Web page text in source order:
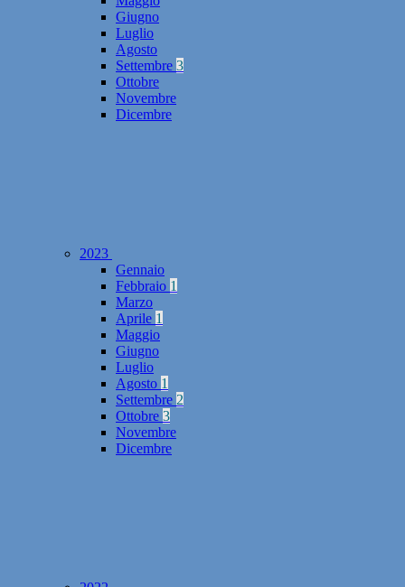
Giugno
Luglio
Agosto
Settembre 3
Ottobre
Novembre
Dicembre
2023
Gennaio
Febbraio 1
Marzo
Aprile 1
Maggio
Giugno
Luglio
Agosto 1
Settembre 2
Ottobre 3
Novembre
Dicembre